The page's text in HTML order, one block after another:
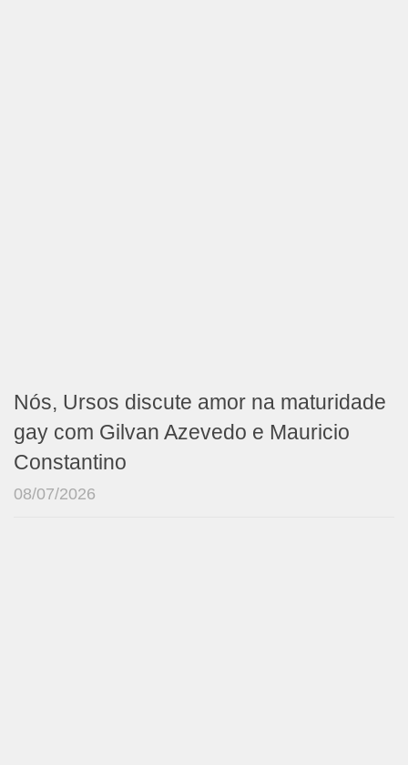
Nós, Ursos discute amor na maturidade
gay com Gilvan Azevedo e Mauricio
Constantino
08/07/2026